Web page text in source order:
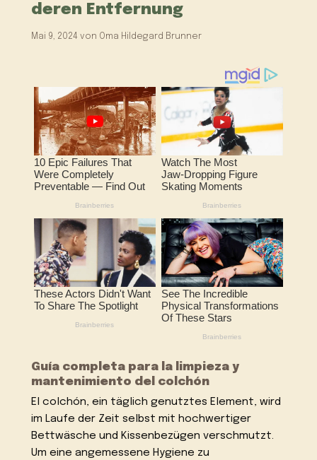
deren Entfernung
Mai 9, 2024 von Oma Hildegard Brunner
Guía completa para la limpieza y
mantenimiento del colchón
El colchón, ein täglich genutztes Element, wird
im Laufe der Zeit selbst mit hochwertiger
Bettwäsche und Kissenbezügen verschmutzt.
Um eine angemessene Hygiene zu